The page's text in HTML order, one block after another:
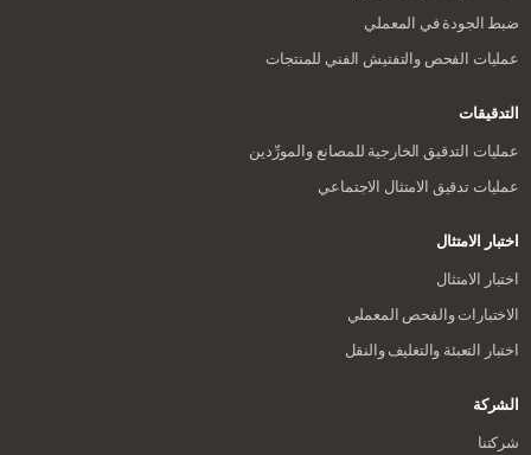
ضبط الجودة في المعملي
عمليات الفحص والتفتيش الفني للمنتجات
التدقيقات
عمليات التدقيق الخارجية للمصانع والمورِّدين
عمليات تدقيق الامتثال الاجتماعي
اختبار الامتثال
اختبار الامتثال
الاختبارات والفحص المعملي
اختبار التعبئة والتغليف والنقل
الشركة
شركتنا